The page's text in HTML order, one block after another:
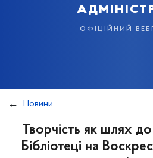
офіційний
Новини
Творчість як шлях
Бібліотеці на